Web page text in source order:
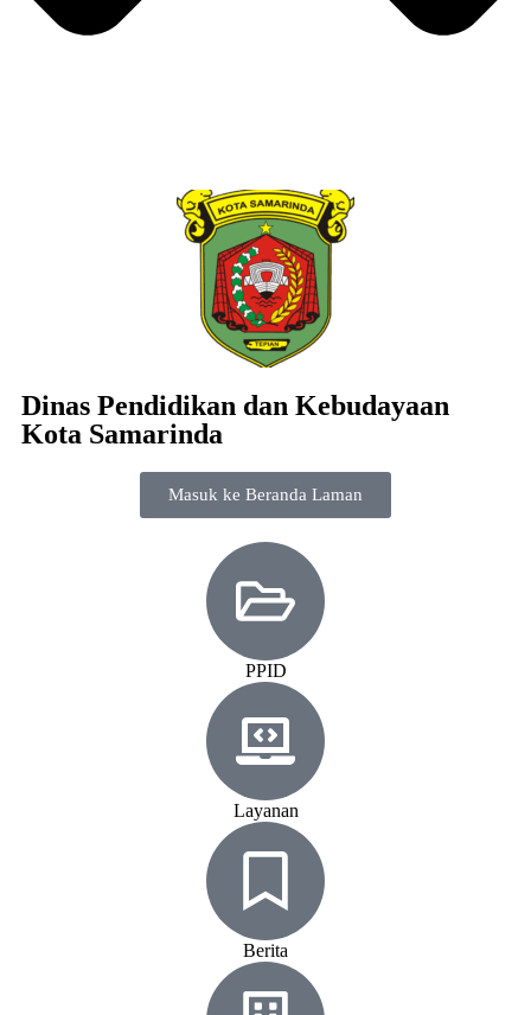
Dinas Pendidikan dan Kebudayaan
Kota Samarinda
Masuk ke Beranda Laman
PPID
Layanan
Berita